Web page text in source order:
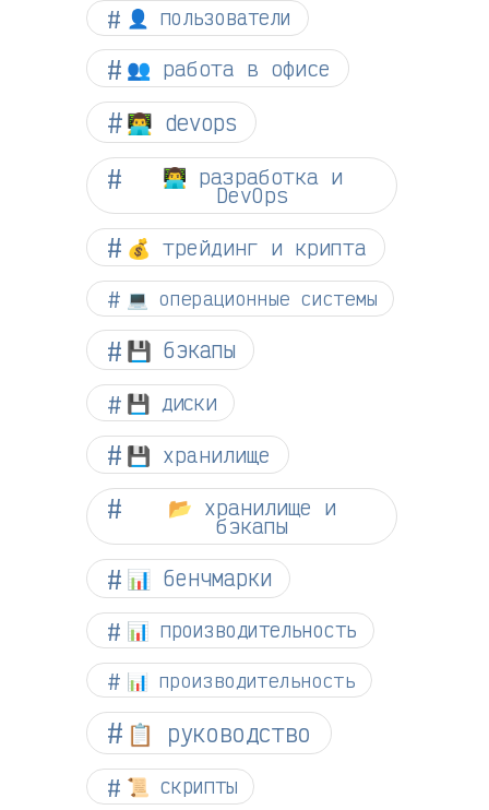
👤 пользователи
👥 работа в офисе
👨‍💻 devops
👨‍💻 разработка и
DevOps
💰 трейдинг и крипта
💻 операционные системы
💾 бэкапы
💾 диски
💾 хранилище
📂 хранилище и
бэкапы
📊 бенчмарки
📊 производительность
📊 производительность
📋 руководство
📜 скрипты